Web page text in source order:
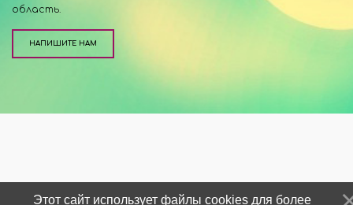
область.
НАПИШИТЕ НАМ
Этот сайт использует файлы cookies для более